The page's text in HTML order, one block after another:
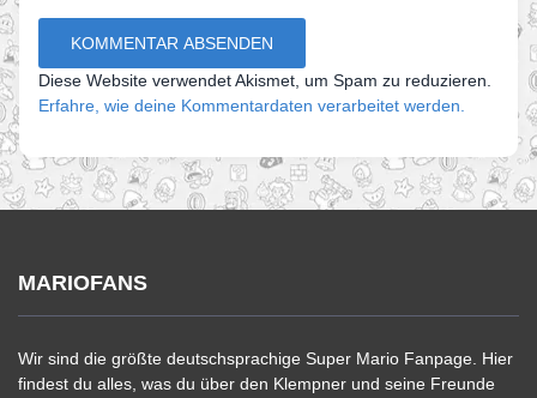
Diese Website verwendet Akismet, um Spam zu reduzieren.
Erfahre, wie deine Kommentardaten verarbeitet werden.
MARIOFANS
Wir sind die größte deutschsprachige Super Mario Fanpage. Hier
findest du alles, was du über den Klempner und seine Freunde